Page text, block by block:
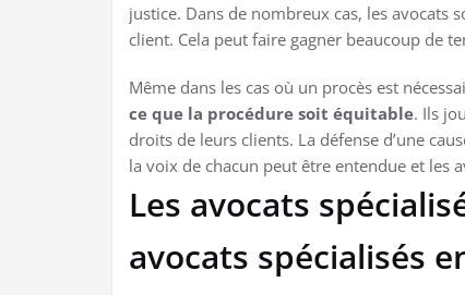
justice. Dans de nombreux cas, les avocats
client. Cela peut faire gagner beaucoup de
Même dans les cas où un procès est
ce que la procédure soit équitable. Ils
droits de leurs clients. La défense d’une
la voix de chacun peut être entendue et les
Les avocats
avocats spécialisés